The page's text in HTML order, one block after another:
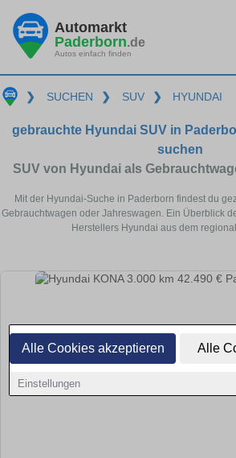
Alle Cookies akzeptieren Alle
Einstellungen
Automarkt
Paderborn.de
Autos einfach finden
❯ SUCHEN ❯ SUV ❯ HYUNDAI
gebrauchte Hyundai SUV in
suchen
SUV von Hyundai als
Mit der Hyundai-Suche in Paderborn findest du
Gebrauchtwagen oder Jahreswagen. Ein Überblick
Herstellers Hyundai aus dem